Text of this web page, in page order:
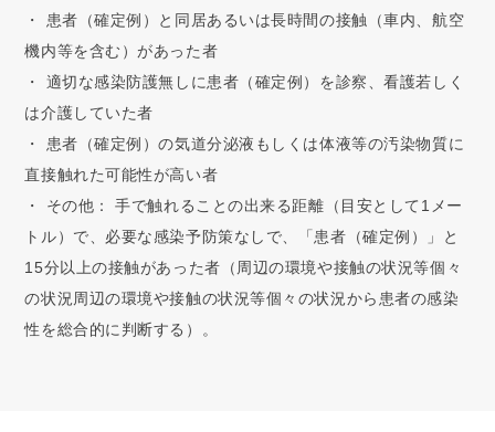
・ 患者（確定例）と同居あるいは長時間の接触（車内、航空
機内等を含む）があった者
・ 適切な感染防護無しに患者（確定例）を診察、看護若しく
は介護していた者
・ 患者（確定例）の気道分泌液もしくは体液等の汚染物質に
直接触れた可能性が高い者
・ その他： 手で触れることの出来る距離（目安として1メー
トル）で、必要な感染予防策なしで、「患者（確定例）」と
15分以上の接触があった者（周辺の環境や接触の状況等個々
の状況周辺の環境や接触の状況等個々の状況から患者の感染
性を総合的に判断する）。